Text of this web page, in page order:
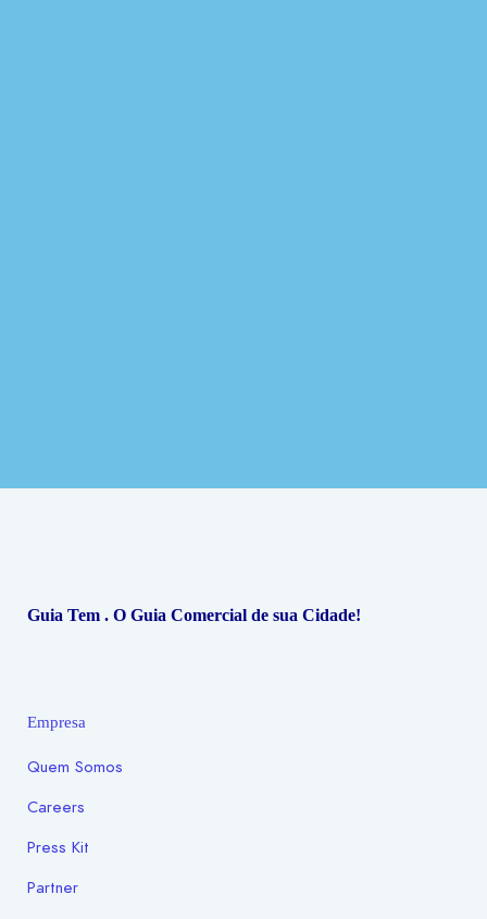
Guia Tem . O Guia Comercial de sua Cidade!
Empresa
Quem Somos
Careers
Press Kit
Partner